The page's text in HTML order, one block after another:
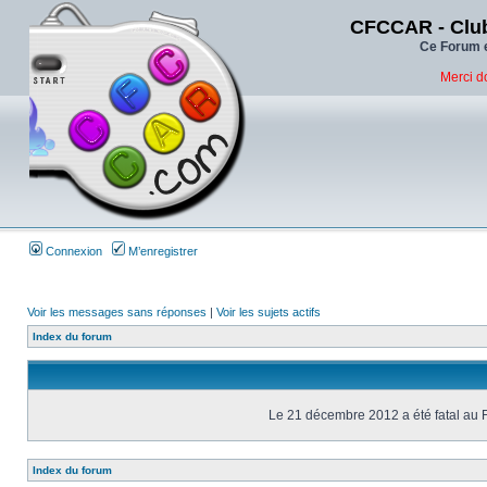
CFCCAR -
Ce Forum
Merci
Connexion M’enregistrer
Voir les messages sans réponses | Voir les sujets actifs
Index du forum
Le 21 décembre 2012 a été fatal au
Index du forum